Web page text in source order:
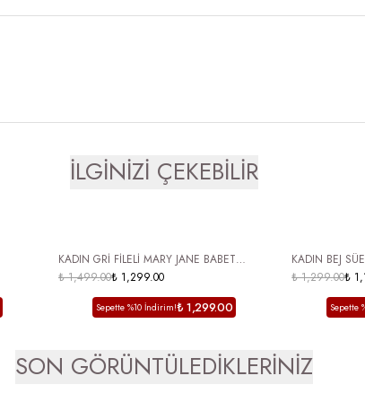
İLGİNİZİ ÇEKEBİLİR
ÜCRETSİZ KARGO
KADIN GRİ FİLELİ MARY JANE BABET
TOKALI YUVARLAK BURUN YAZLIK GÜNLÜK
AYAKKABI VALENCİA
₺ 1,499.00₺ 1,299.00
Sepette %10 İndirim!₺ 1,299.00
ÜCRETSİZ
KADIN BEJ SÜET TOKALI BABET –
RAHAT
₺ 1,299.00₺
Sepette
SON GÖRÜNTÜLEDİKLERİNİZ